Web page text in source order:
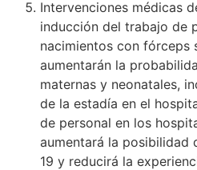
Intervenciones médicas
inducción del trabajo de
nacimientos con fórceps
aumentarán la
maternas y neonatales,
de la estadía en el
de personal en los
aumentará la posibilidad
19 y reducirá la